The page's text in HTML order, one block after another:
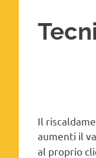
Il
aumenti il
al proprio